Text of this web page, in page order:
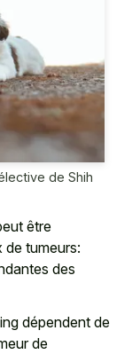
de Shih
être
tumeurs:
des
dépendent de
de